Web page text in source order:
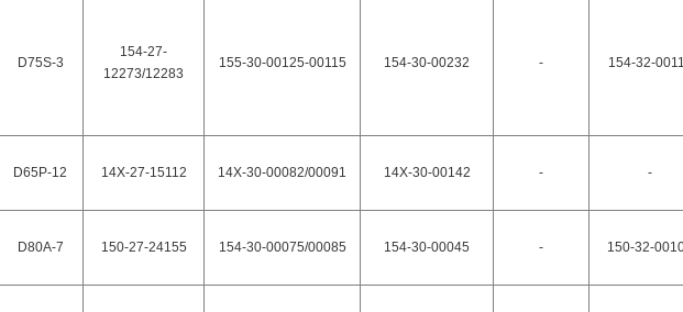
D75S-3
154-27-
12273/12283
155-30-00125-00115 154-30-00232 - 154-32-
D65P-12 14X-27-15112 14X-30-00082/00091 14X-30-00142 - -
D80A-7 150-27-24155 154-30-00075/00085 154-30-00045 - 150-32-